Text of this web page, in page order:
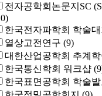
전자공학회논문지SC
한국전자파학회 학술
열상고전연구 (9)
대한산업공학회 추계
한국통신학회 워크샵
한국표면공학회 학술